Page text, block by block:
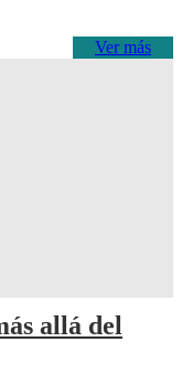
Ver más
allá del